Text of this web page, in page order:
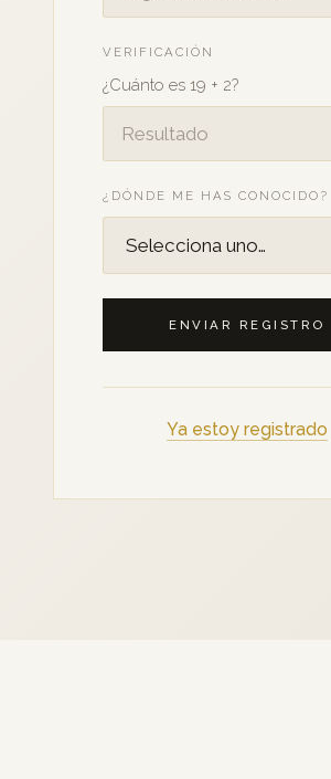
VERIFICACIÓN
¿Cuánto es 19 + 2?
¿DÓNDE ME HAS CONOCIDO?
ENVIAR REGISTRO
Ya estoy registrado